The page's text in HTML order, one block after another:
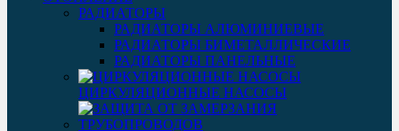
РАДИАТОРЫ
РАДИАТОРЫ АЛЮМИНИЕВЫЕ
РАДИАТОРЫ БИМЕТАЛЛИЧЕСКИЕ
РАДИАТОРЫ ПАНЕЛЬНЫЕ
ЦИРКУЛЯЦИОННЫЕ НАСОСЫ